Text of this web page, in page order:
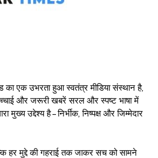
एक उभरता हुआ स्वतंत्र मीडिया संस्थान है,
और जरूरी खबरें सरल और स्पष्ट भाषा में
मुख्य उद्देश्य है – निर्भीक, निष्पक्ष और जिम्मेदार
हर मुद्दे की गहराई तक जाकर सच को सामने